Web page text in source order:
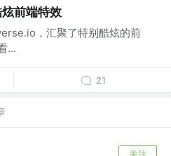
前端特效
，汇聚了特别酷炫的前
...
21